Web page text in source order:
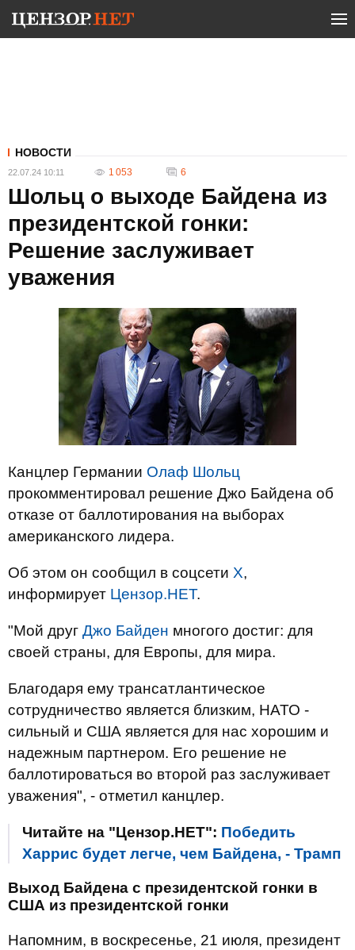
НОВОСТИ
22.07.24 10:11 1 053 6
Шольц о выходе Байдена из
президентской гонки:
Решение заслуживает
уважения
Канцлер Германии Олаф Шольц
прокомментировал решение Джо Байдена об
отказе от баллотирования на выборах
американского лидера.
Об этом он сообщил в соцсети X,
информирует Цензор.НЕТ.
"Мой друг Джо Байден многого достиг: для
своей страны, для Европы, для мира.
Благодаря ему трансатлантическое
сотрудничество является близким, НАТО -
сильный и США является для нас хорошим и
надежным партнером. Его решение не
баллотироваться во второй раз заслуживает
уважения", - отметил канцлер.
Читайте на "Цензор.НЕТ": Победить
Харрис будет легче, чем Байдена, - Трамп
Выход Байдена с президентской гонки в
США из президентской гонки
Напомним, в воскресенье, 21 июля, президент